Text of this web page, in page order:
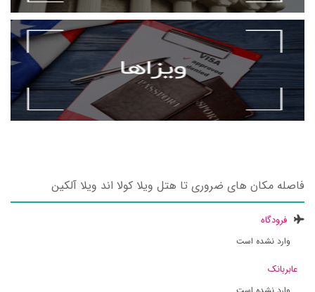
فاصله مکان های ضروری تا هتل ویلا کولا اند ویلا آلکین
فرودگاه
وارد نشده است
عابربانک